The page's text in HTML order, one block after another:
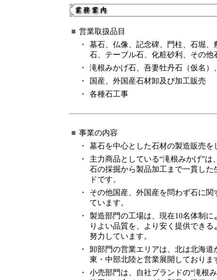
■ 営業取扱品目
・
墓石、仏像、記念碑、門柱、石堀、
石、テーブル石、化粧砂利、その他
・
滝根みかげ石、吾妻牡丹石（仮名）
・
国産、外国産石材卸及び加工販売
・
各種石工事
■ 事業の内容
・
墓石を中心とした石材の製造販売を
・
主力商品としている“滝根みかげ”は
石の採掘から製品加工まで一貫した
ドです。
・
その他国産、外国産を問わず石に
ています。
・
製造部門の工場は、現在10名体制
りよい品質を、より安く提供でき
努力しています。
・
卸部門の営業エリアは、北は北海道
東・中部北陸と営業展開しておりま
・
小売部門は、自社ブランドの“滝根